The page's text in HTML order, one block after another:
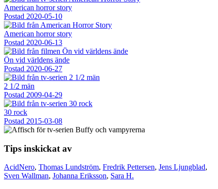
American horror story
Postad 2020-05-10
American horror story
Postad 2020-06-13
Ön vid världens ände
Postad 2020-06-27
2 1/2 män
Postad 2009-04-29
30 rock
Postad 2015-03-08
Tips inskickat av
AcidNero, Thomas Lundström, Fredrik Pettersen, Jens Ljungblad,
Sven Wallman, Johanna Eriksson, Sara H.